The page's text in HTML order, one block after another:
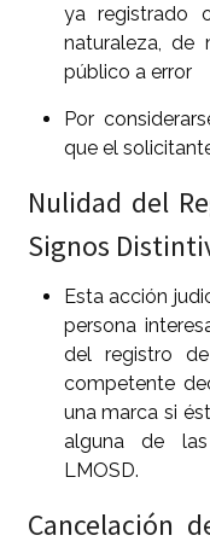
ya registrado
naturaleza, de
público a error
Por
que el
Nulidad del
Signos
Esta acción
persona
del registro
competente
una marca si
alguna de
LMOSD.
Cancelación